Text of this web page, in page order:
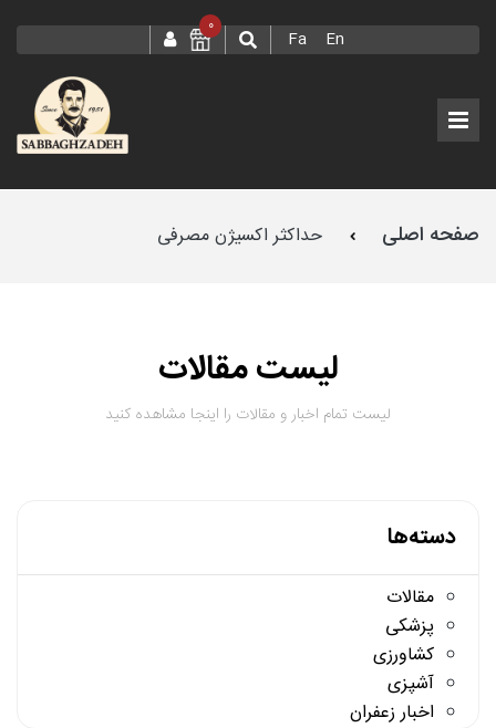
Fa En
0
صفحه اصلی حداکثر اکسیژن مصرفی
لیست مقالات
لیست تمام اخبار و مقالات را اینجا مشاهده کنید
دسته‌ها
مقالات
پزشکی
کشاورزی
آشپزی
اخبار زعفران